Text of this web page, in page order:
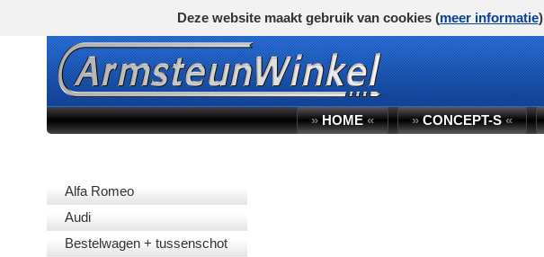
»HOME« »CONCEPT-S«
Alfa Romeo
Audi
Bestelwagen + tussenschot
Deze website maakt gebruik van cookies (meer informatie)